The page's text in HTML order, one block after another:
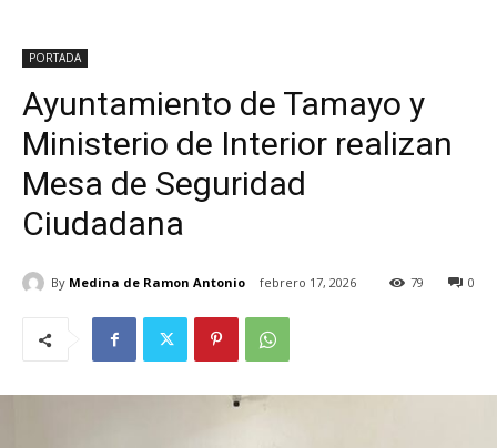
PORTADA
Ayuntamiento de Tamayo y
Ministerio de Interior realizan
Mesa de Seguridad
Ciudadana
By Medina de Ramon Antonio febrero 17, 2026 0
79